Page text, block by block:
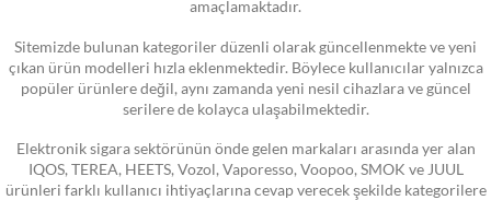
amaçlamaktadır.
Sitemizde bulunan kategoriler düzenli olarak güncellenmekte ve yeni
çıkan ürün modelleri hızla eklenmektedir. Böylece kullanıcılar yalnızca
popüler ürünlere değil, aynı zamanda yeni nesil cihazlara ve güncel
serilere de kolayca ulaşabilmektedir.
Elektronik sigara sektörünün önde gelen markaları arasında yer alan
IQOS, TEREA, HEETS, Vozol, Vaporesso, Voopoo, SMOK ve JUUL
ürünleri farklı kullanıcı ihtiyaçlarına cevap verecek şekilde kategorilere